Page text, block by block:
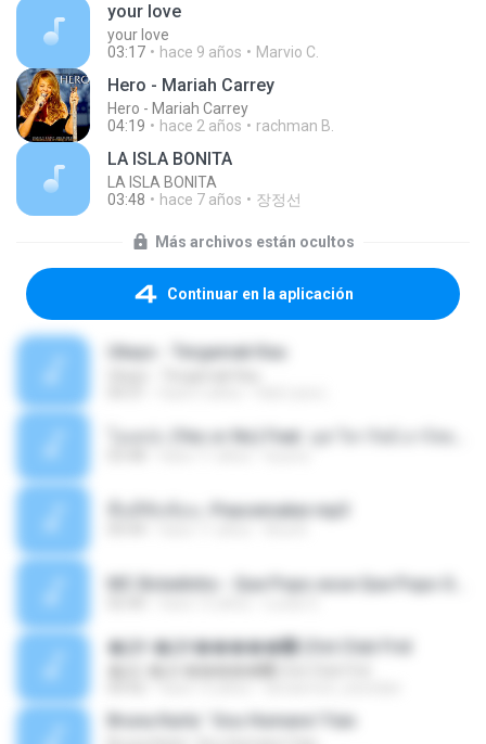
your love
your love
03:17
hace 9 años Marvio C.
Hero - Mariah Carrey
Hero - Mariah Carrey
04:19
hace 2 años rachman B.
LA ISLA BONITA
LA ISLA BONITA
03:48
hace 7 años 장정선
Más archivos están ocultos
Continuar en la aplicación
Ukays - Tergamak Kau
พื้นที่ซับซ้อน -Peacemaker.mp3
�Ԫ �Ԫ�����԰ (Ost.Club Frid
Bruna Karla ' Sou Humano' Faix